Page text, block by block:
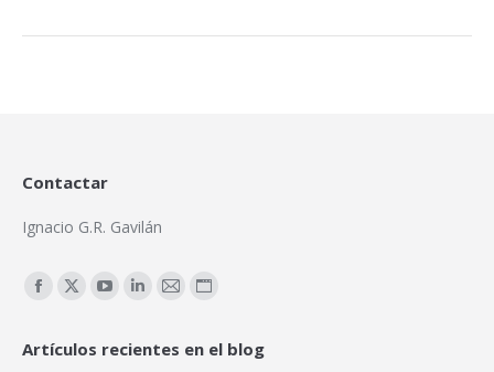
Contactar
Ignacio G.R. Gavilán
Encuéntranos en:
Facebook
opens
X
opens
YouTube
opens
Linkedin
opens
Mail
opens
Sitio
page
Artículos recientes en el blog